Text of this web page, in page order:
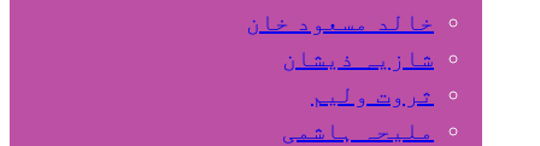
خالد مسعود خان
شازیہ ذیشان
ثروت ولیم
ملیحہ ہاشمی